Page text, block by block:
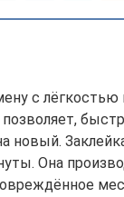
с
новый.
Она